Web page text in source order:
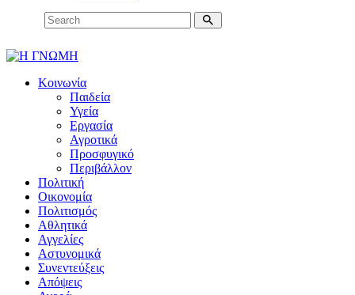
Κοινωνία
Παιδεία
Υγεία
Εργασία
Αγροτικά
Προσφυγικό
Περιβάλλον
Πολιτική
Οικονομία
Πολιτισμός
Αθλητικά
Αγγελίες
Αστυνομικά
Συνεντεύξεις
Απόψεις